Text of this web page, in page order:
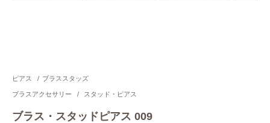
ピアス / ブラススタッズ
ブラスアクセサリー / スタッド・ピアス
ブラス・スタッドピアス 009